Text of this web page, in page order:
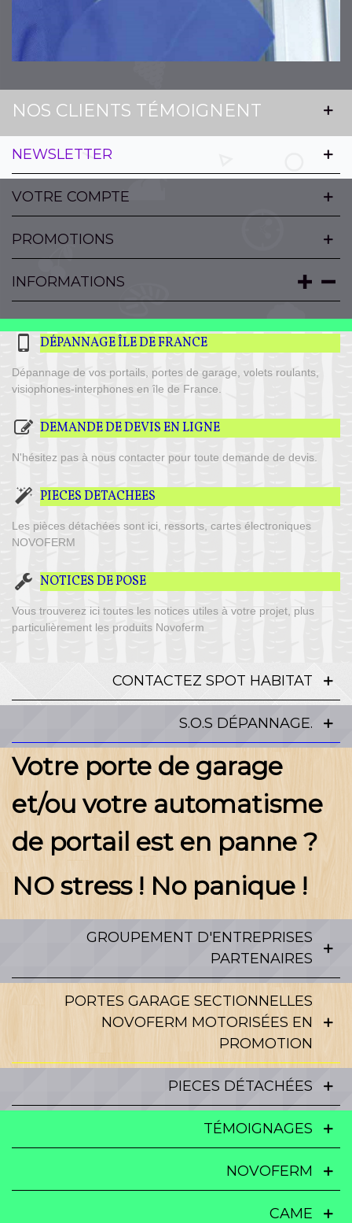
NOS CLIENTS TÉMOIGNENT
NEWSLETTER
VOTRE COMPTE
PROMOTIONS
INFORMATIONS
DÉPANNAGE ÎLE DE FRANCE
Dépannage de vos portails, portes de garage, volets roulants,
visiophones-interphones en île de France.
DEMANDE DE DEVIS EN LIGNE
N'hésitez pas à nous contacter pour toute demande de devis.
PIECES DETACHEES
Les pièces détachées sont ici, ressorts, cartes électroniques
NOVOFERM
NOTICES DE POSE
Vous trouverez ici toutes les notices utiles à votre projet, plus
particulièrement les produits Novoferm
CONTACTEZ SPOT HABITAT
S.O.S DÉPANNAGE.
Votre porte de garage
et/ou votre automatisme
de portail est en panne ?
NO stress ! No panique !
GROUPEMENT D'ENTREPRISES
PARTENAIRES
PORTES GARAGE SECTIONNELLES
NOVOFERM MOTORISÉES EN
PROMOTION
PIECES DÉTACHÉES
TÉMOIGNAGES
NOVOFERM
CAME